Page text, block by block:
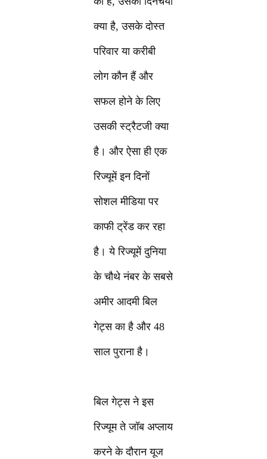
क्या है, उसके दोस्त
परिवार या करीबी
लोग कौन हैं और
सफल होने के लिए
उसकी स्ट्रैटजी क्या
है। और ऐसा ही एक
रिज्यूमें इन दिनों
सोशल मीडिया पर
काफी ट्रेंड कर रहा
है। ये रिज्यूमें दुनिया
के चौथे नंबर के सबसे
अमीर आदमी बिल
गेट्स का है और 48
साल पुराना है।
बिल गेट्स ने इस
रिज्यूम ते जॉब अप्लाय
करने के दौरान यूज